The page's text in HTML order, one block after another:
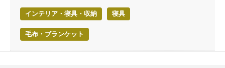
インテリア・寝具・収納 寝具
毛布・ブランケット